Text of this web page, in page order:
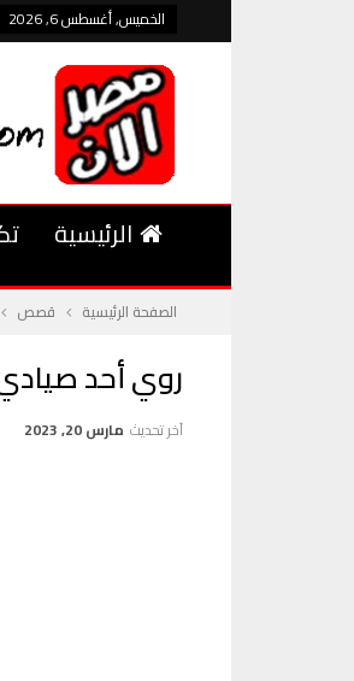
الخميس, أغسطس 6, 2026
الرئيسية
الصفحة الرئيسية قصص
روي أحد
آخر تحديث مارس 20, 2023